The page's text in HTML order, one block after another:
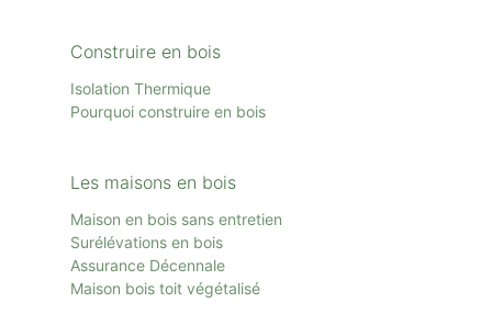
Construire en bois
Isolation Thermique
Pourquoi construire en bois
Les maisons en bois
Maison en bois sans entretien
Surélévations en bois
Assurance Décennale
Maison bois toit végétalisé